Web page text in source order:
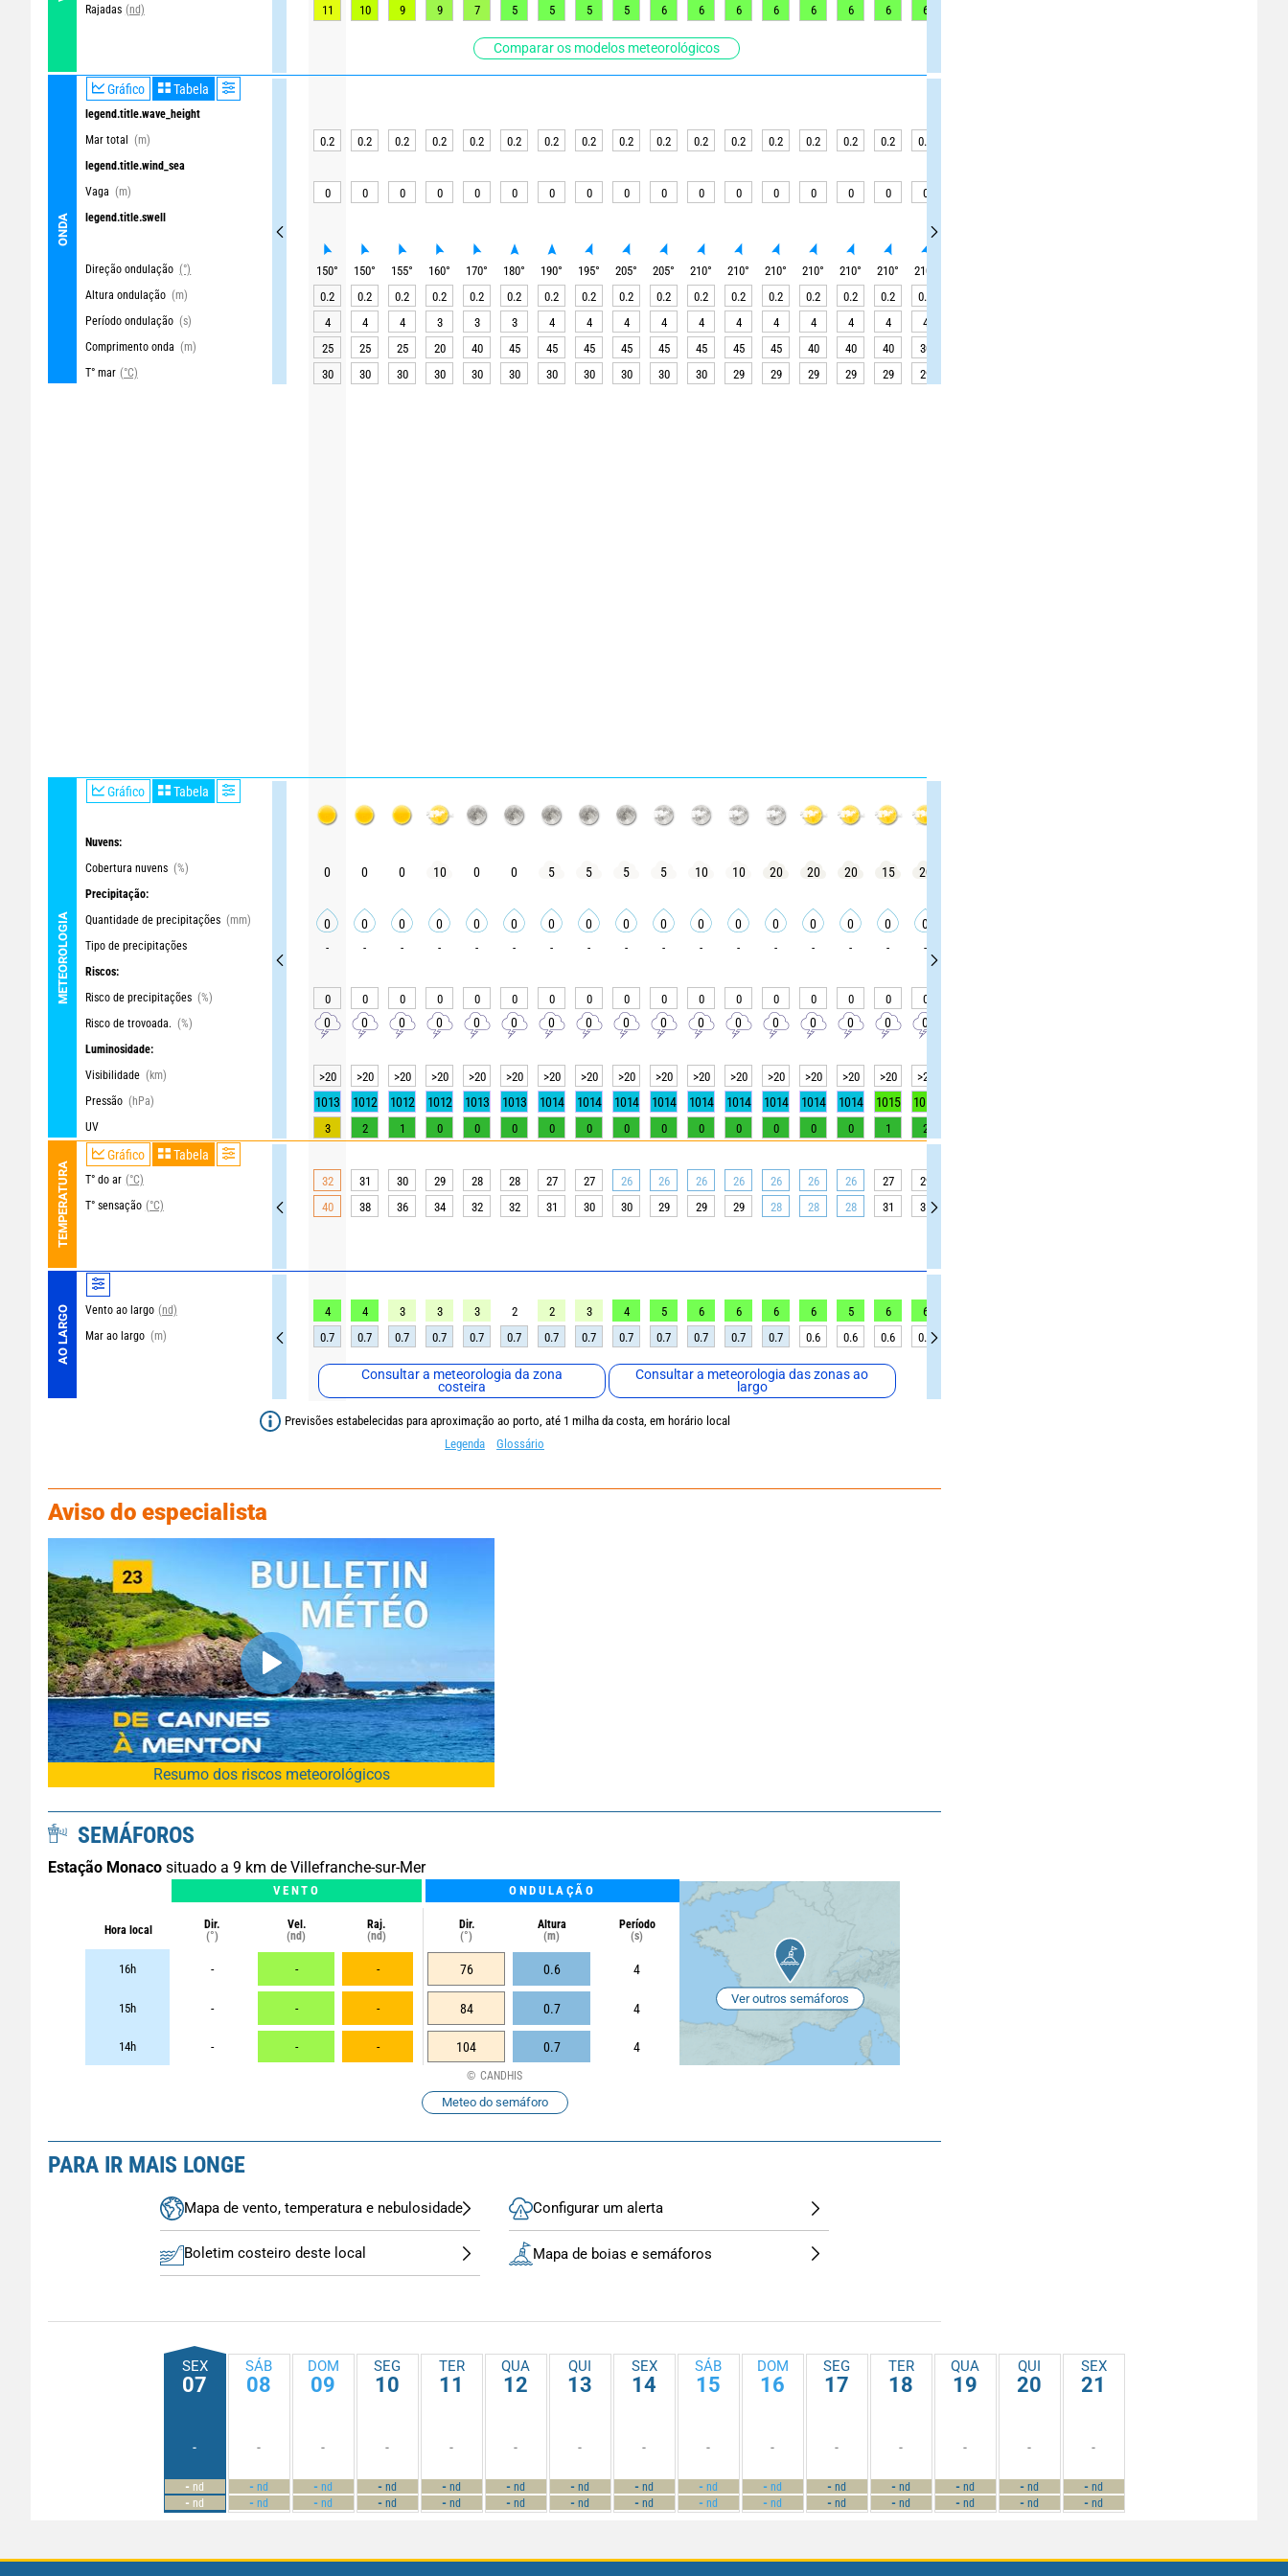
Rajadas (nd)
Comparar os modelos meteorológicos
ONDA
Gráfico Tabela
legend.title.wave_height
Mar total (m)
legend.title.wind_sea
Vaga (m)
legend.title.swell
Direção ondulação (°)
Altura ondulação (m)
Período ondulação (s)
Comprimento onda (m)
T° mar (°C)
METEOROLOGIA
Gráfico Tabela
Nuvens:
Cobertura nuvens (%)
Precipitação:
Quantidade de precipitações (mm)
Tipo de precipitações
Riscos:
Risco de precipitações (%)
Risco de trovoada. (%)
Luminosidade:
Visibilidade (km)
Pressão (hPa)
UV
TEMPERATURA
Gráfico Tabela
T° do ar (°C)
T° sensação (°C)
AO LARGO Vento ao largo (nd)
Mar ao largo (m)
Consultar a meteorologia da zona
costeira
Consultar a meteorologia das zonas ao
largo
11
10 9 9 7 5 5 5 5 6 6 6 6 6 6 6 6
0.2 0.2 0.2 0.2 0.2 0.2 0.2 0.2 0.2 0.2 0.2 0.2 0.2 0.2 0.2 0.2 0.2
0 0 0 0 0 0 0 0 0 0 0 0 0 0 0 0 0
150° 150° 155° 160° 170° 180° 190° 195° 205° 205° 210° 210° 210° 210° 210° 210° 210
0.2
0.2 0.2 0.2 0.2 0.2 0.2 0.2 0.2 0.2 0.2 0.2 0.2 0.2 0.2 0.2 0.1
4
4 4 3 3 3 4 4 4 4 4 4 4 4 4 4 4
25
25 25 20 40 45 45 45 45 45 45 45 45 40 40 40 30
30
30 30 30 30 30 30 30 30 30 30 29 29 29 29 29 29
0 0 0 10 0 0 5 5 5 5 10 10 20 20 20 15 20
0 0 0 0 0 0 0 0 0 0 0 0 0 0 0 0 0
- - - - - - - - - - - - - - - - -
0 0 0 0 0 0 0 0 0 0 0 0 0 0 0 0 0
0 0 0 0 0 0 0 0 0 0 0 0 0 0 0 0 0
>20 >20 >20 >20 >20 >20 >20 >20 >20 >20 >20 >20 >20 >20 >20 >20 >20
1013 1012 1012 1012 1013 1013 1014 1014 1014 1014 1014 1014 1014 1014 1014 1015 1015
3 2 1 0 0 0 0 0 0 0 0 0 0 0 0 1 2
32 31 30 29 28 28 27 27 26 26 26 26 26 26 26 27 29
40
38 36 34 32 32 31 30 30 29 29 29 28 28 28 31 35
4 4 3 3 3 2 2 3 4 5 6 6 6 6 5 6 6
0.7
0.7 0.7 0.7 0.7 0.7 0.7 0.7 0.7 0.7 0.7 0.7 0.7 0.6 0.6 0.6 0.6
Previsões estabelecidas para aproximação ao porto, até 1 milha da costa, em horário local
Legenda
Glossário
Aviso do especialista
Resumo dos riscos meteorológicos
SEMÁFOROS
Estação Monaco situado a 9 km de Villefranche-sur-Mer
VENTO ONDULAÇÃO
Hora local
Dir.
(°)
Vel.
(nd)
Raj.
(nd)
Dir.
(°)
Altura
(m)
Período
(s)
16h - - - 76 0.6 4
15h - - - 84 0.7 4
14h - - - 104 0.7 4
Ver outros semáforos
CANDHIS
Meteo do semáforo
PARA IR MAIS LONGE
Mapa de vento, temperatura e nebulosidade
Boletim costeiro deste local
Configurar um alerta
Mapa de boias e semáforos
SEX
07
-
- nd
- nd
SÁB
08
-
- nd
- nd
DOM
09
-
- nd
- nd
SEG
10
-
- nd
- nd
TER
11
-
- nd
- nd
QUA
12
-
- nd
- nd
QUI
13
-
- nd
- nd
SEX
14
-
- nd
- nd
SÁB
15
-
- nd
- nd
DOM
16
-
- nd
- nd
SEG
17
-
- nd
- nd
TER
18
-
- nd
- nd
QUA
19
-
- nd
- nd
QUI
20
-
- nd
- nd
SEX
21
-
- nd
- nd